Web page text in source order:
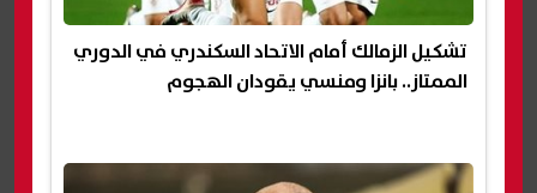
تشكيل الزمالك أمام الاتحاد السكندري في الدوري
الممتاز.. بانزا ومنسي يقودان الهجوم